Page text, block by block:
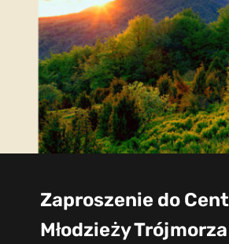
Zaproszenie do
Młodzieży Trójmorza